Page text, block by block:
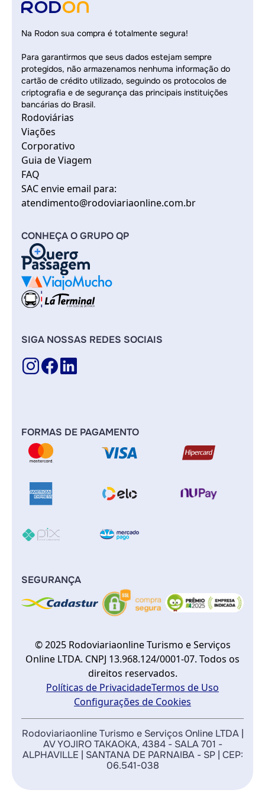
Na Rodon sua compra é totalmente segura!
Para garantirmos que seus dados estejam sempre
protegidos, não armazenamos nenhuma informação do
cartão de crédito utilizado, seguindo os protocolos de
criptografia e de segurança das principais instituições
bancárias do Brasil.
Rodoviárias
Viações
Corporativo
Guia de Viagem
FAQ
SAC envie email para:
atendimento@rodoviariaonline.com.br
CONHEÇA O GRUPO QP
SIGA NOSSAS REDES SOCIAIS
FORMAS DE PAGAMENTO
SEGURANÇA
© 2025 Rodoviariaonline Turismo e Serviços
Online LTDA. CNPJ 13.968.124/0001-07. Todos os
direitos reservados.
Políticas de PrivacidadeTermos de Uso
Configurações de Cookies
Rodoviariaonline Turismo e Serviços Online LTDA |
AV YOJIRO TAKAOKA, 4384 - SALA 701 -
ALPHAVILLE | SANTANA DE PARNAIBA - SP | CEP:
06.541-038